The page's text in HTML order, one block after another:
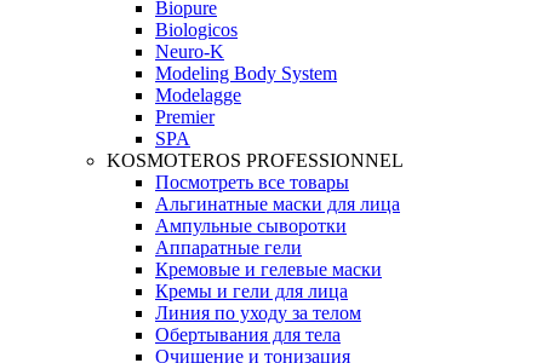
Biopure
Biologicos
Neuro‑K
Modeling Body System
Modelagge
Premier
SPA
KOSMOTEROS PROFESSIONNEL
Посмотреть все товары
Альгинатные маски для лица
Ампульные сыворотки
Аппаратные гели
Кремовые и гелевые маски
Кремы и гели для лица
Линия по уходу за телом
Обертывания для тела
Очищение и тонизация